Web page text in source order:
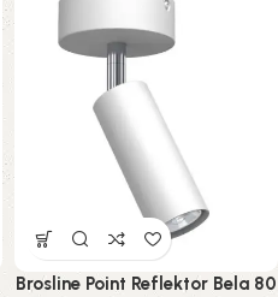
Brosline Point Reflektor Bela 80